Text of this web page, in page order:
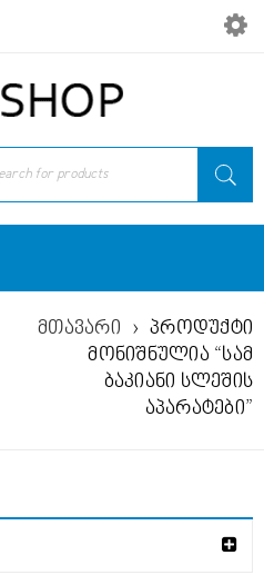
მთავარი › პროდუქტი
მონიშნულია “სამ
ბაკიანი სლეშის
აპარატები”